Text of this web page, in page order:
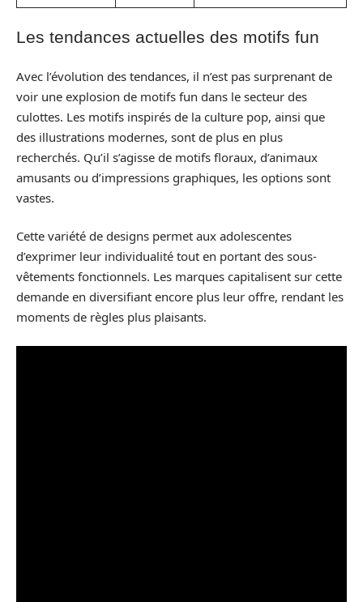
Les tendances actuelles des motifs fun
Avec l’évolution des tendances, il n’est pas surprenant de
voir une explosion de motifs fun dans le secteur des
culottes. Les motifs inspirés de la culture pop, ainsi que
des illustrations modernes, sont de plus en plus
recherchés. Qu’il s’agisse de motifs floraux, d’animaux
amusants ou d’impressions graphiques, les options sont
vastes.
Cette variété de designs permet aux adolescentes
d’exprimer leur individualité tout en portant des sous-
vêtements fonctionnels. Les marques capitalisent sur cette
demande en diversifiant encore plus leur offre, rendant les
moments de règles plus plaisants.